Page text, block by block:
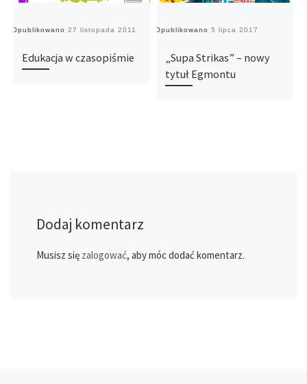
Opublikowano 27 listopada 2011
Edukacja w czasopiśmie
Opublikowano 5 lipca 2017
„Supa Strikas” – nowy
tytuł Egmontu
Dodaj komentarz
Musisz się zalogować, aby móc dodać komentarz.